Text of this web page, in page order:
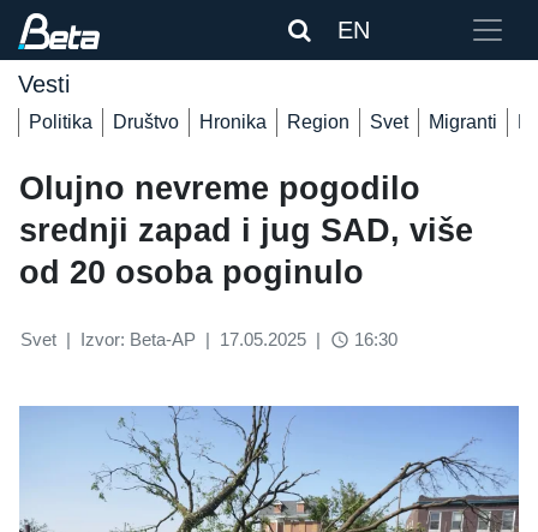
EN
Vesti
Politika Društvo Hronika Region Svet Migranti
Olujno nevreme pogodilo
srednji zapad i jug SAD, više
od 20 osoba poginulo
Svet | Izvor: Beta-AP | 17.05.2025 | access_time 16:30